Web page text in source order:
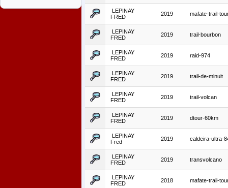
LEPINAY
FRED
2019 mafate-trail-
LEPINAY
FRED
2019 trail-bourbon
LEPINAY
FRED
2019 raid-974
LEPINAY
FRED
2019 trail-de-minuit
LEPINAY
FRED
2019 trail-volcan
LEPINAY
FRED
2019 dtour-60km
LEPINAY
Fred
2019 caldeira-ultra-
LEPINAY
FRED
2019 transvolcano
LEPINAY
FRED
2018 mafate-trail-